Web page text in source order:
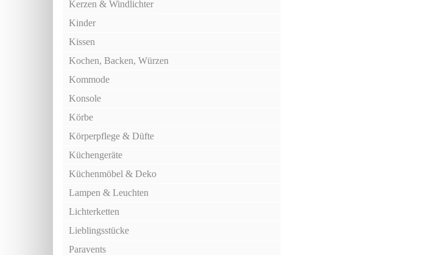
Kerzen & Windlichter
Kinder
Kissen
Kochen, Backen, Würzen
Kommode
Konsole
Körbe
Körperpflege & Düfte
Küchengeräte
Küchenmöbel & Deko
Lampen & Leuchten
Lichterketten
Lieblingsstücke
Paravents